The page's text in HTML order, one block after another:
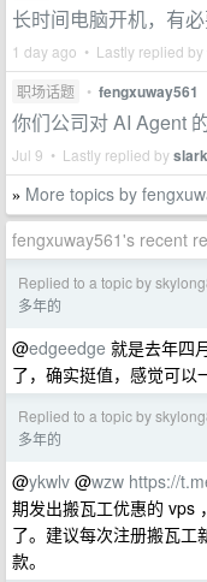
长时间电脑开机，有
1 day ago • Lastly replied by
职场话题 • fengxuway561
你们公司对 AI Agent
Jul 9 • Lastly replied by
» More topics by
fengxuway561's recent
Replied to a topic by
多年的
@edgeedge 就是去年四
了，确实挺值，感觉可以
Replied to a topic by
多年的
@ykwlv @wzw https://
期发出搬瓦工优惠的 vps
了。建议每次注册搬瓦工
款。